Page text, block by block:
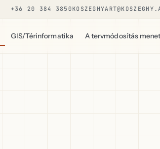
+36 20 384 3850
GIS/Térinformatika A tervmódosítás